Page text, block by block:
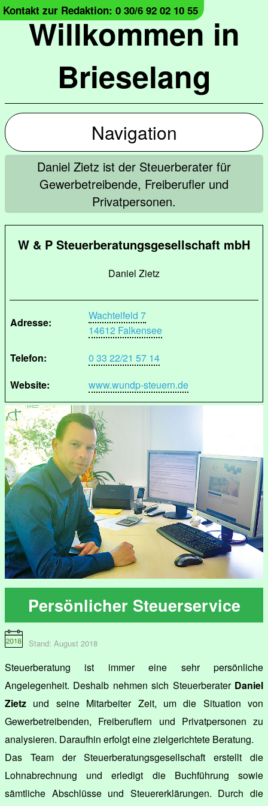
Willkommen in
Brieselang
Kontakt zur Redaktion: 0 30/6 92 02 10 55
Navigation
Daniel Zietz ist der Steuerberater für
Gewerbetreibende, Freiberufler und
Privatpersonen.
W & P Steuerberatungsgesellschaft mbH
Daniel Zietz
Adresse:
Wachtelfeld 7
14612 Falkensee
Telefon:
0 33 22/21 57 14
Website:
www.wundp-steuern.de
Persönlicher Steuerservice
Stand: August 2018
Steuerberatung ist immer eine sehr persönliche
Angelegenheit. Deshalb nehmen sich Steuerberater Daniel
Zietz und seine Mitarbeiter Zeit, um die Situation von
Gewerbetreibenden, Freiberuflern und Privatpersonen zu
analysieren. Daraufhin erfolgt eine zielgerichtete Beratung.
Das Team der Steuerberatungsgesellschaft erstellt die
Lohnabrechnung und erledigt die Buchführung sowie
sämtliche Abschlüsse und Steuererklärungen. Durch die